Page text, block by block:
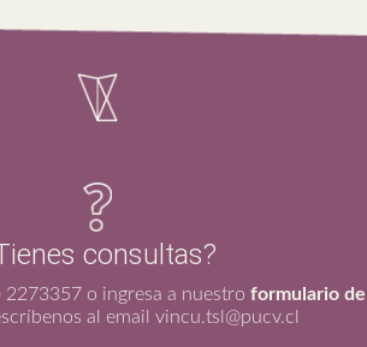
consultas?
2273357 o ingresa a nuestro formulario de
al email vincu.tsl@pucv.cl